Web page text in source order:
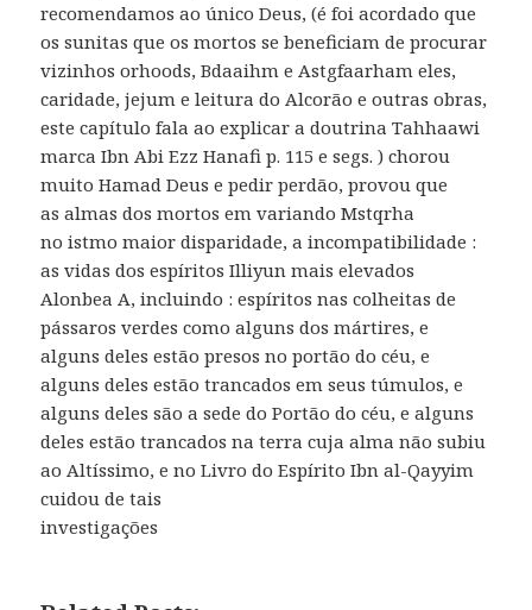
recomendamos ao único Deus, (é foi acordado que
os sunitas que os mortos se beneficiam de procurar
vizinhos orhoods, Bdaaihm e Astgfaarham eles,
caridade, jejum e leitura do Alcorão e outras obras,
este capítulo fala ao explicar a doutrina Tahhaawi
marca Ibn Abi Ezz Hanafi p. 115 e segs. ) chorou
muito Hamad Deus e pedir perdão, provou que
as almas dos mortos em variando Mstqrha
no istmo maior disparidade, a incompatibilidade :
as vidas dos espíritos Illiyun mais elevados
Alonbea A, incluindo : espíritos nas colheitas de
pássaros verdes como alguns dos mártires, e
alguns deles estão presos no portão do céu, e
alguns deles estão trancados em seus túmulos, e
alguns deles são a sede do Portão do céu, e alguns
deles estão trancados na terra cuja alma não subiu
ao Altíssimo, e no Livro do Espírito Ibn al-Qayyim
cuidou de tais
investigações